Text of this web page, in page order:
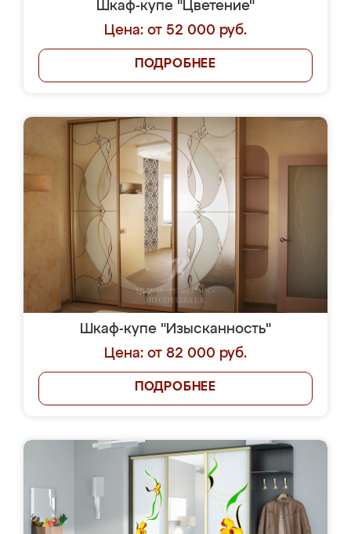
Шкаф-купе "Цветение"
Цена: от 52 000 руб.
ПОДРОБНЕЕ
Шкаф-купе "Изысканность"
Цена: от 82 000 руб.
ПОДРОБНЕЕ